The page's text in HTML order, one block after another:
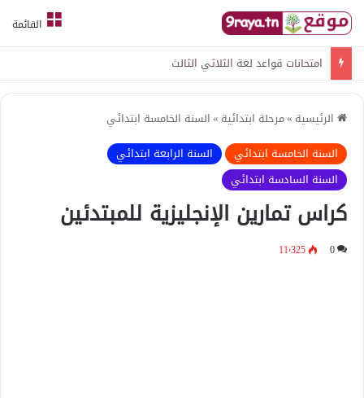
القائمة
امتحانات قواعد لغة الثلاثي الثالث
الرئيسية »مرحلة ابتدائية »السنة الخامسة ابتدائي
السنة الخامسة ابتدائي
السنة الرابعة ابتدائي
السنة السادسة ابتدائي
كراس تمارين الإنجليزية للمبتدئين
0 11٬325